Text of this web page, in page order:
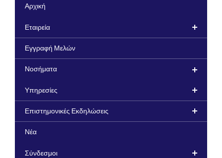
Αρχική
Εταιρεία
Εγγραφή Μελών
Νοσήματα
Υπηρεσίες
Επιστημονικές Εκδηλώσεις
Νέα
Σύνδεσμοι